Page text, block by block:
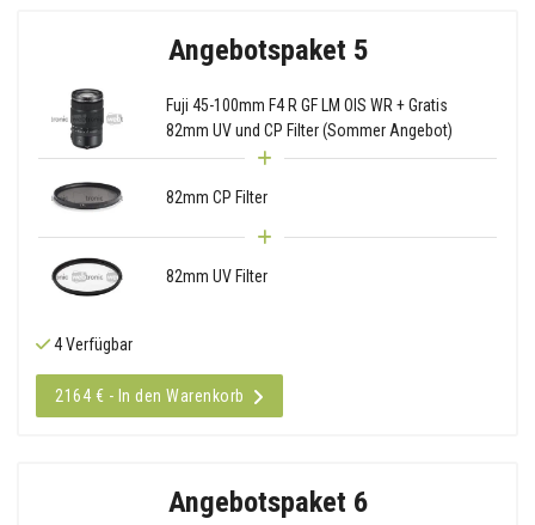
Angebotspaket 5
Fuji 45-100mm F4 R GF LM OIS WR + Gratis
82mm UV und CP Filter (Sommer Angebot)
82mm CP Filter
82mm UV Filter
4 Verfügbar
2164 € - In den Warenkorb
Angebotspaket 6